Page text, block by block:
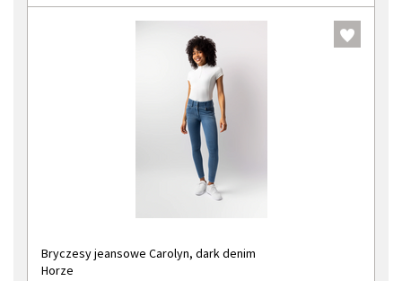
Bryczesy jeansowe Carolyn, dark denim
Horze